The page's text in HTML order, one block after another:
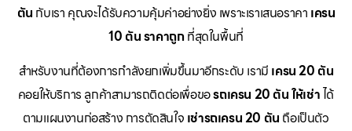
ตัน กับเรา คุณจะได้รับความคุ้มค่าอย่างยิ่ง เพราะเราเสนอราคา เครน
10 ตัน ราคาถูกที่สุดในพื้นที่
สำหรับงานที่ต้องการกำลังยกเพิ่มขึ้นมาอีกระดับ เรามี เครน 20 ตัน
คอยให้บริการ ลูกค้าสามารถติดต่อเพื่อขอรถเครน 20 ตัน ให้เช่าได้
ตามแผนงานก่อสร้าง การตัดสินใจ เช่ารถเครน 20 ตัน ถือเป็นตัว